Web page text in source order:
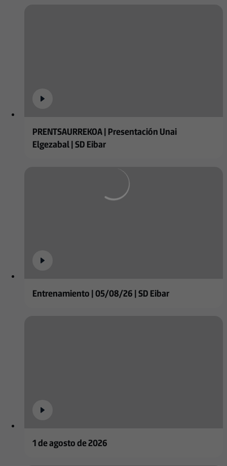
PRENTSAURREKOA | Presentación Unai
Elgezabal | SD Eibar
Entrenamiento | 05/08/26 | SD Eibar
1 de agosto de 2026